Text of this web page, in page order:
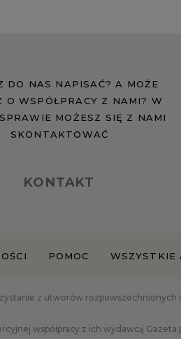
DO NAS NAPISAĆ? A MOŻE
O WSPÓŁPRACY Z NAMI? W
MOŻESZ SIĘ Z NAMI
SKONTAKTOWAĆ
KONTAKT
POMOC WSZYSTKIE
z utworów
współpracy z ich wydawcą